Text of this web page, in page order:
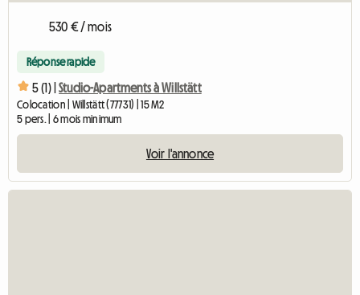
530 € / mois
Réponse rapide
5 (1) | Studio-Apartments à Willstätt
Colocation | Willstätt (77731) | 15 M2
5 pers. | 6 mois minimum
Voir l'annonce